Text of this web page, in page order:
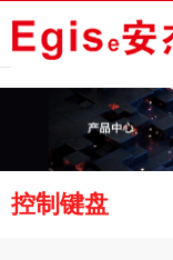
控制键盘